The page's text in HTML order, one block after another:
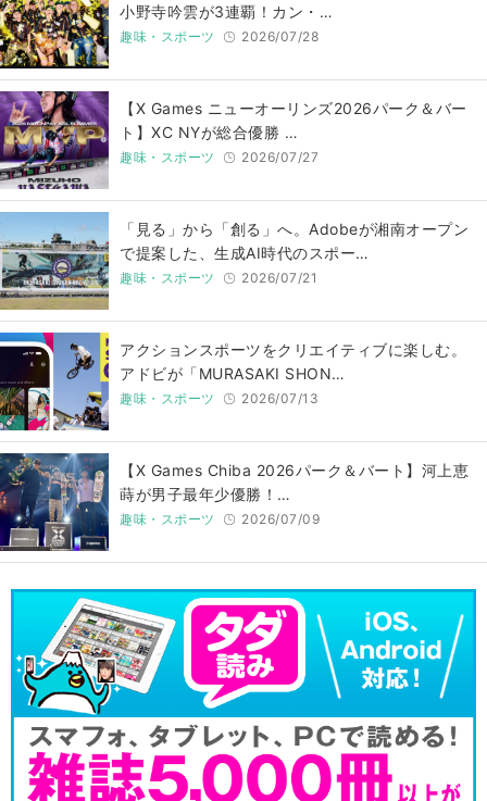
小野寺吟雲が3連覇！カン・…
趣味・スポーツ 2026/07/28
【X Games ニューオーリンズ2026パーク＆バー
ト】XC NYが総合優勝 …
趣味・スポーツ 2026/07/27
「見る」から「創る」へ。Adobeが湘南オープン
で提案した、生成AI時代のスポー…
趣味・スポーツ 2026/07/21
アクションスポーツをクリエイティブに楽しむ。
アドビが「MURASAKI SHON…
趣味・スポーツ 2026/07/13
【X Games Chiba 2026パーク＆バート】河上恵
蒔が男子最年少優勝！…
趣味・スポーツ 2026/07/09